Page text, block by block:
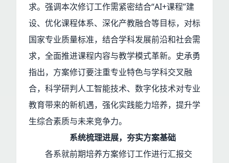
求。强调本次修订工作需紧密结合“AI+课程”建
设、优化课程体系、深化产教融合等目标，对标
国家专业质量标准，结合学科发展前沿和社会需
求，全面推进课程内容与教学模式革新。史承勇
指出，方案修订要注重专业特色与学科交叉融
合，科学研判人工智能技术、数字化技术对专业
教育带来的新机遇，强化实践能力培养，提升学
生综合素质与未来竞争力。
系统梳理进展，夯实方案基础
各系就前期培养方案修订工作进行汇报交